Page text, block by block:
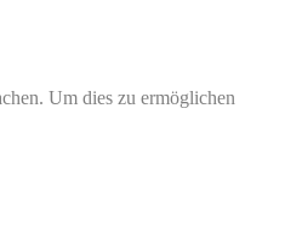
Um dies zu ermöglichen